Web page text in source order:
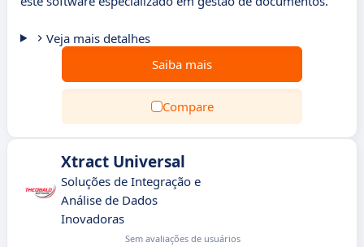
Veja mais detalhes
Saiba mais
Compare
Xtract Universal
Soluções de Integração e
Análise de Dados
Inovadoras
Sem avaliações de usuários